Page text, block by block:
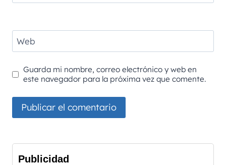
Web
Guarda mi nombre, correo electrónico y web en
este navegador para la próxima vez que comente.
Publicidad